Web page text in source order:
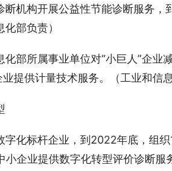
断机构开展公益性节能诊断服务
部负责）
化部所属事业单位对“小巨人”企
提供计量技术服务。（工业和信
字化标杆企业，到2022年底，组
小企业提供数字化转型评价诊断